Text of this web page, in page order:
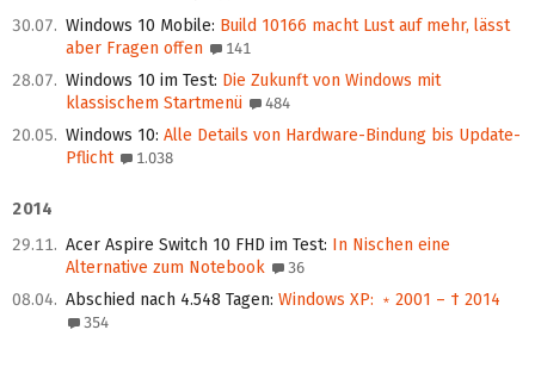
30.07. Windows 10 Mobile: Build 10166 macht Lust auf mehr, lässt
aber Fragen offen
141
28.07. Windows 10 im Test: Die Zukunft von Windows mit
klassischem Startmenü
484
20.05. Windows 10: Alle Details von Hardware-Bindung bis Update-
Pflicht
1.038
2014
29.11. Acer Aspire Switch 10 FHD im Test: In Nischen eine
Alternative zum Notebook
36
08.04. Abschied nach 4.548 Tagen: Windows XP: ﹡2001 – † 2014
354